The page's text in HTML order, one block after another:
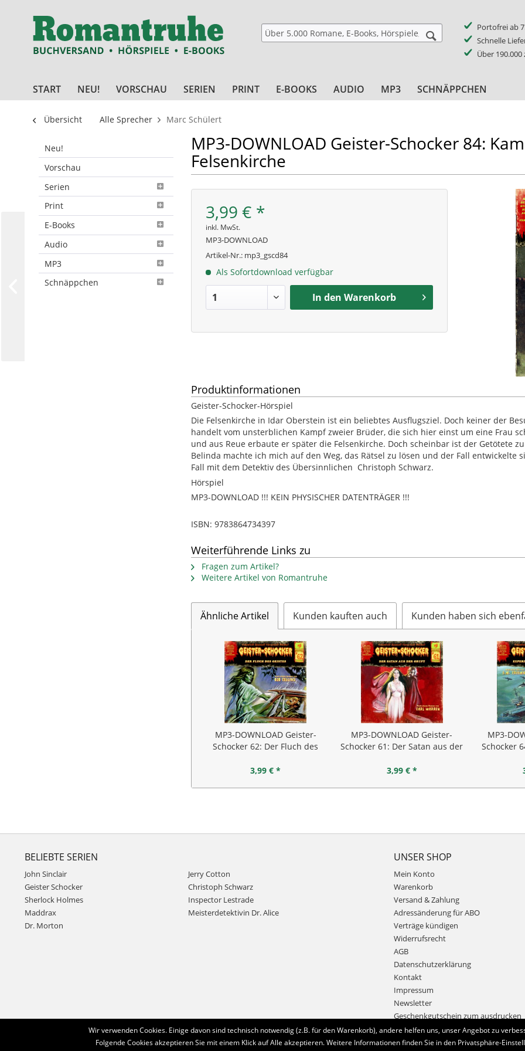
Portofrei ab
Schnelle
Über
START NEU! VORSCHAU SERIEN PRINT E-BOOKS AUDIO MP3 SCHNÄPPCHEN
Übersicht Alle Sprecher Marc Schülert
Neu!
Vorschau
Serien
Print
E-Books
Audio
MP3
Schnäppchen
MP3-DOWNLOAD Geister-Schocker 84:
Felsenkirche
3,99 € *
inkl. MwSt.
MP3-DOWNLOAD
Artikel-Nr.: mp3_gscd84
Als Sofortdownload verfügbar
In den Warenkorb
Produktinformationen
Geister-Schocker-Hörspiel
Die Felsenkirche in Idar Oberstein ist ein beliebtes Ausflugsziel. Doch keiner der
handelt vom unsterblichen Kampf zweier Brüder, die sich hier einst um eine Frau
und aus Reue erbaute er später die Felsenkirche. Doch scheinbar ist der Getötete
Belinda machte ich mich auf den Weg, das Rätsel zu lösen und der Fall entwickelte
Fall mit dem Detektiv des Übersinnlichen  Christoph Schwarz.
Hörspiel
MP3-DOWNLOAD !!! KEIN PHYSISCHER DATENTRÄGER !!!
ISBN: 9783864734397
Weiterführende Links zu
Fragen zum Artikel?
Weitere Artikel von Romantruhe
Ähnliche Artikel Kunden kauften auch Kunden haben sich
MP3-DOWNLOAD Geister-
Schocker 62: Der Fluch des
3,99 € *
MP3-DOWNLOAD Geister-
Schocker 61: Der Satan aus der
3,99 € *
MP3-
Schocker
BELIEBTE SERIEN
John Sinclair
Geister Schocker
Sherlock Holmes
Maddrax
Dr. Morton
Jerry Cotton
Christoph Schwarz
Inspector Lestrade
Meisterdetektivin Dr. Alice
UNSER SHOP
Mein Konto
Warenkorb
Versand & Zahlung
Adressänderung für ABO
Verträge kündigen
Widerrufsrecht
AGB
Datenschutzerklärung
Kontakt
Impressum
Newsletter
Geschenkgutschein zum ausdrucken
Bestellung widerrufen
Wir verwenden Cookies. Einige davon sind technisch notwendig (z.B. für den Warenkorb), andere helfen uns, unser Angebot zu
Folgende Cookies akzeptieren Sie mit einem Klick auf Alle akzeptieren. Weitere Informationen finden Sie in den Privatsphäre-